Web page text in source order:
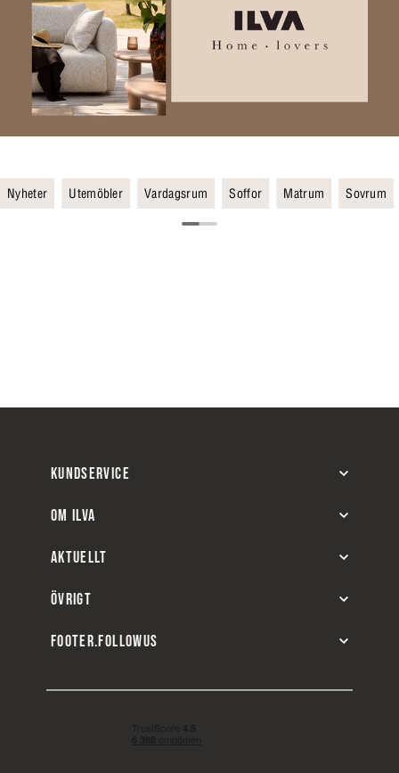
Nyheter Utemöbler Vardagsrum Soffor Matrum Sovrum
KUNDSERVICE
OM ILVA
AKTUELLT
ÖVRIGT
FOOTER.FOLLOWUS